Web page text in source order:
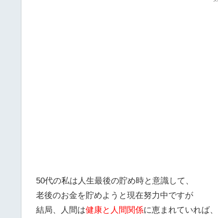
50代の私は人生最後の貯め時と意識して、
老後のお金を貯めようと現在努力中ですが
結局、人間は健康と人間関係に恵まれていれば、